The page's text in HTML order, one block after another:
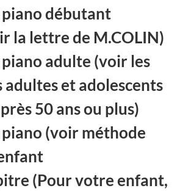
piano débutant
la lettre de M.COLIN)
adulte (voir les
et adolescents
50 ans ou plus)
(voir méthode
(Pour votre enfant,